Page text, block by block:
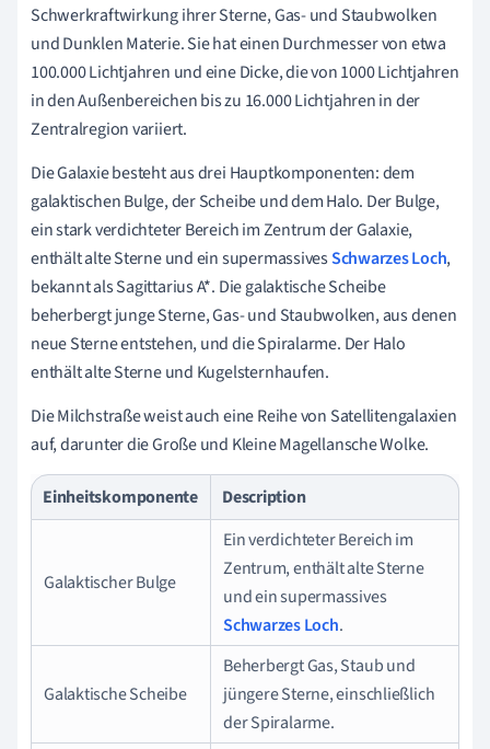
Schwerkraftwirkung ihrer Sterne, Gas- und Staubwolken
und Dunklen Materie. Sie hat einen Durchmesser von etwa
100.000 Lichtjahren und eine Dicke, die von 1000 Lichtjahren
in den Außenbereichen bis zu 16.000 Lichtjahren in der
Zentralregion variiert.
Die Galaxie besteht aus drei Hauptkomponenten: dem
galaktischen Bulge, der Scheibe und dem Halo. Der Bulge,
ein stark verdichteter Bereich im Zentrum der Galaxie,
enthält alte Sterne und ein supermassivesSchwarzes Loch,
bekannt als Sagittarius A*. Die galaktische Scheibe
beherbergt junge Sterne, Gas- und Staubwolken, aus denen
neue Sterne entstehen, und die Spiralarme. Der Halo
enthält alte Sterne und Kugelsternhaufen.
Die Milchstraße weist auch eine Reihe von Satellitengalaxien
auf, darunter die Große und Kleine Magellansche Wolke.
Einheitskomponente Description
Galaktischer Bulge
Ein verdichteter Bereich im
Zentrum, enthält alte Sterne
und ein supermassives
Schwarzes Loch.
Galaktische Scheibe
Beherbergt Gas, Staub und
jüngere Sterne, einschließlich
der Spiralarme.